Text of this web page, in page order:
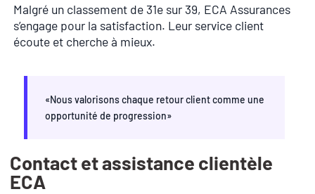
Malgré un classement de 31e sur 39, ECA Assurances
s’engage pour la satisfaction. Leur service client
écoute et cherche à mieux.
«Nous valorisons chaque retour client comme une
opportunité de progression»
Contact et assistance clientèle
ECA